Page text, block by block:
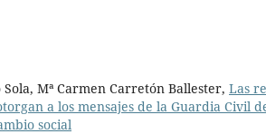
Mª Carmen Carretón Ballester, Las
a los mensajes de la Guardia Civil
social